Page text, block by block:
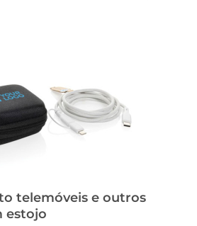
telemóveis e outros
estojo